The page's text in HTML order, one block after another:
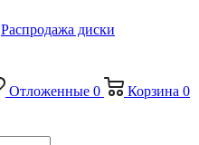
Распродажа диски
Отложенные 0 Корзина 0